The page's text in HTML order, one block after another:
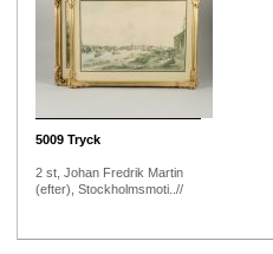
5009 Tryck
2 st, Johan Fredrik Martin
(efter), Stockholmsmoti..//